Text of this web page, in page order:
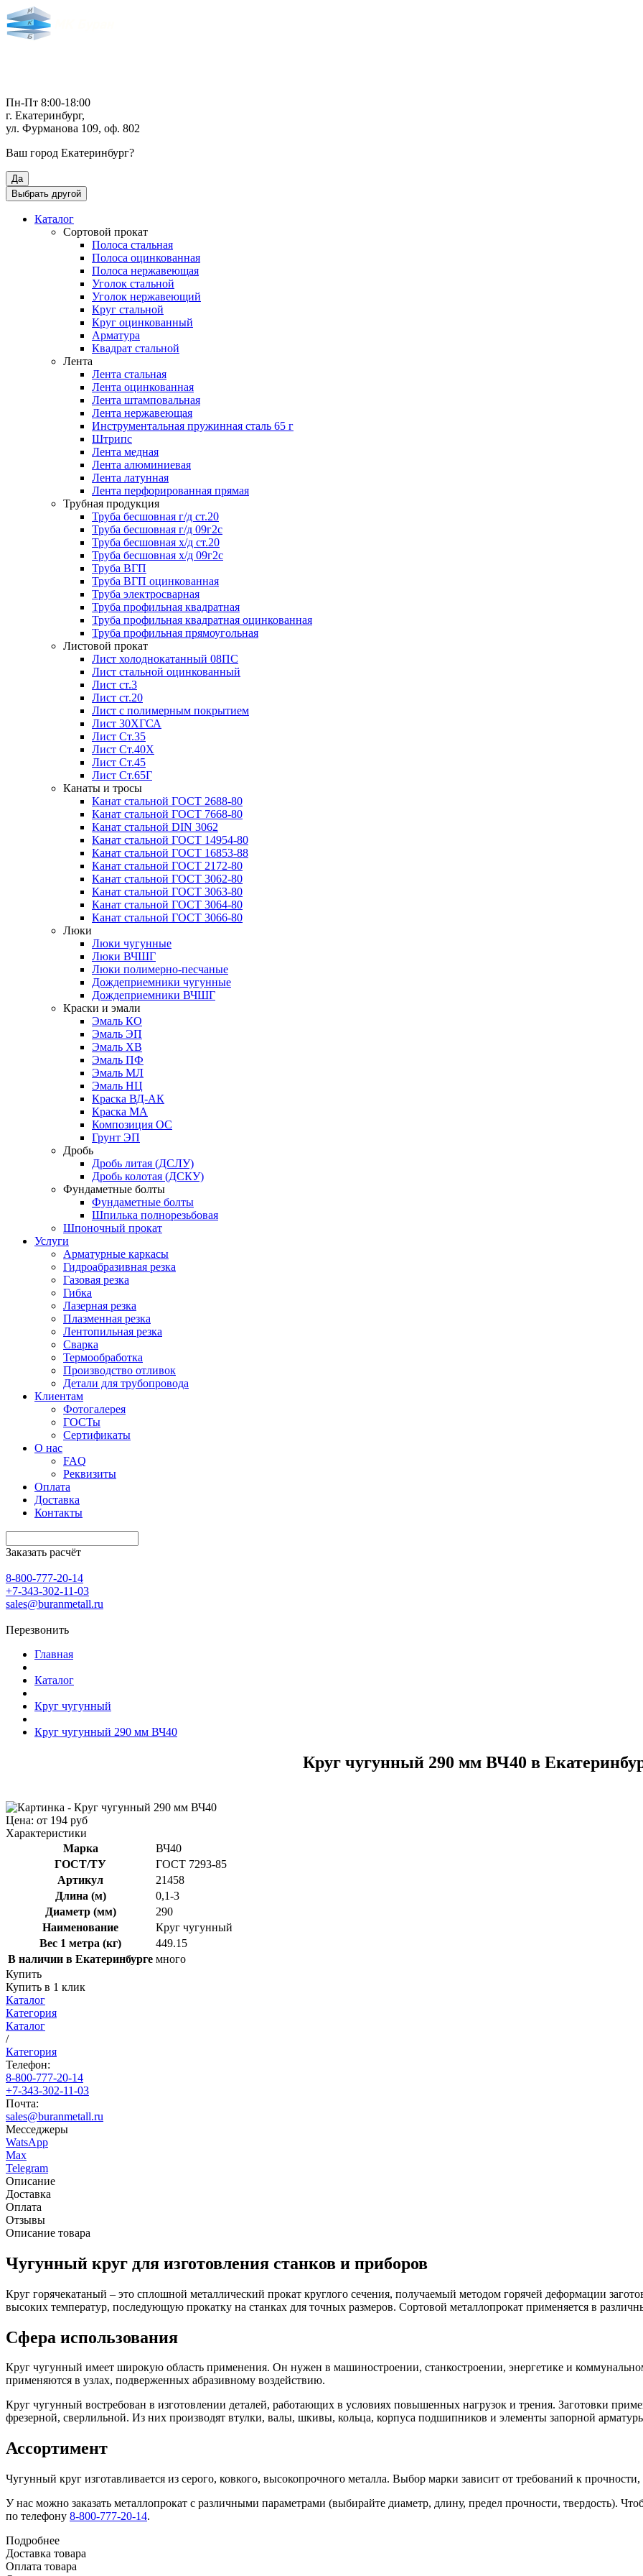
Пн-Пт 8:00-18:00
г. Екатеринбург,
ул. Фурманова 109, оф. 802
Ваш город Екатеринбург?
Да
Выбрать другой
Каталог
Сортовой прокат
Полоса стальная
Полоса оцинкованная
Полоса нержавеющая
Уголок стальной
Уголок нержавеющий
Круг стальной
Круг оцинкованный
Арматура
Квадрат стальной
Лента
Лента стальная
Лента оцинкованная
Лента штамповальная
Лента нержавеющая
Инструментальная пружинная сталь 65 г
Штрипс
Лента медная
Лента алюминиевая
Лента латунная
Лента перфорированная прямая
Трубная продукция
Труба бесшовная г/д ст.20
Труба бесшовная г/д 09г2с
Труба бесшовная х/д ст.20
Труба бесшовная х/д 09г2с
Труба ВГП
Труба ВГП оцинкованная
Труба электросварная
Труба профильная квадратная
Труба профильная квадратная оцинкованная
Труба профильная прямоугольная
Листовой прокат
Лист холоднокатанный 08ПС
Лист стальной оцинкованный
Лист ст.3
Лист ст.20
Лист с полимерным покрытием
Лист 30ХГСА
Лист Ст.35
Лист Ст.40Х
Лист Ст.45
Лист Ст.65Г
Канаты и тросы
Канат стальной ГОСТ 2688-80
Канат стальной ГОСТ 7668-80
Канат стальной DIN 3062
Канат стальной ГОСТ 14954-80
Канат стальной ГОСТ 16853-88
Канат стальной ГОСТ 2172-80
Канат стальной ГОСТ 3062-80
Канат стальной ГОСТ 3063-80
Канат стальной ГОСТ 3064-80
Канат стальной ГОСТ 3066-80
Люки
Люки чугунные
Люки ВЧШГ
Люки полимерно-песчаные
Дождеприемники чугунные
Дождеприемники ВЧШГ
Краски и эмали
Эмаль КО
Эмаль ЭП
Эмаль ХВ
Эмаль ПФ
Эмаль МЛ
Эмаль НЦ
Краска ВД-АК
Краска МА
Композиция ОС
Грунт ЭП
Дробь
Дробь литая (ДСЛУ)
Дробь колотая (ДСКУ)
Фундаметные болты
Фундаметные болты
Шпилька полнорезьбовая
Шпоночный прокат
Услуги
Арматурные каркасы
Гидроабразивная резка
Газовая резка
Гибка
Лазерная резка
Плазменная резка
Лентопильная резка
Сварка
Термообработка
Производство отливок
Детали для трубопровода
Клиентам
Фотогалерея
ГОСТы
Сертификаты
О нас
FAQ
Реквизиты
Оплата
Доставка
Контакты
Заказать расчёт
8-800-777-20-14
+7-343-302-11-03
sales@buranmetall.ru
Перезвонить
Главная
Каталог
Круг чугунный
Круг чугунный 290 мм ВЧ40
Круг чугунный 290 мм ВЧ40 в
Цена: от 194 руб
Характеристики
Марка
ВЧ40
ГОСТ/ТУ
ГОСТ 7293-85
Артикул
21458
Длина (м)
0,1-3
Диаметр (мм)
290
Наименование
Круг чугунный
Вес 1 метра (кг)
449.15
В наличии в Екатеринбурге много
Купить
Купить в 1 клик
Каталог
Категория
Каталог
/
Категория
Телефон:
8-800-777-20-14
+7-343-302-11-03
Почта:
sales@buranmetall.ru
Месседжеры
WatsApp
Max
Telegram
Описание
Доставка
Оплата
Отзывы
Описание товара
Чугунный круг для изготовления станков и приборов
Круг горячекатаный – это сплошной металлический прокат круглого сечения, получаемый методом горячей деформации
высоких температур, последующую прокатку на станках для точных размеров. Сортовой металлопрокат применяется в
Сфера использования
Круг чугунный имеет широкую область применения. Он нужен в машиностроении, станкостроении, энергетике и коммунальном
применяются в узлах, подверженных абразивному воздействию.
Круг чугунный востребован в изготовлении деталей, работающих в условиях повышенных нагрузок и трения. Заготовки
фрезерной, сверлильной. Из них производят втулки, валы, шкивы, кольца, корпуса подшипников и элементы запорной
Ассортимент
Чугунный круг изготавливается из серого, ковкого, высокопрочного металла. Выбор марки зависит от требований к
У нас можно заказать металлопрокат с различными параметрами (выбирайте диаметр, длину, предел прочности, твердость).
по телефону 8-800-777-20-14.
Подробнее
Доставка товара
Оплата товара